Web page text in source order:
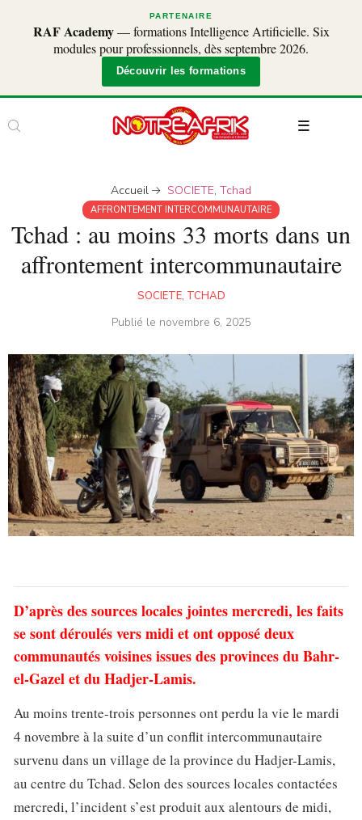
PARTENAIRE
RAF Academy— formations Intelligence Artificielle. Six
modules pour professionnels, dès septembre 2026.
Découvrir les formations
Accueil SOCIETE, Tchad
AFFRONTEMENT INTERCOMMUNAUTAIRE
Tchad : au moins 33 morts dans un
affrontement intercommunautaire
SOCIETE, TCHAD
Publié le novembre 6, 2025
D’après des sources locales jointes mercredi, les faits
se sont déroulés vers midi et ont opposé deux
communautés voisines issues des provinces du Bahr-
el-Gazel et du Hadjer-Lamis.
Au moins trente-trois personnes ont perdu la vie le mardi
4 novembre à la suite d’un conflit intercommunautaire
survenu dans un village de la province du Hadjer-Lamis,
au centre du Tchad. Selon des sources locales contactées
mercredi, l’incident s’est produit aux alentours de midi,